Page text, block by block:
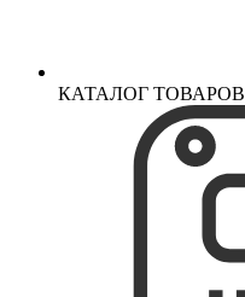
КАТАЛОГ ТОВАРОВ